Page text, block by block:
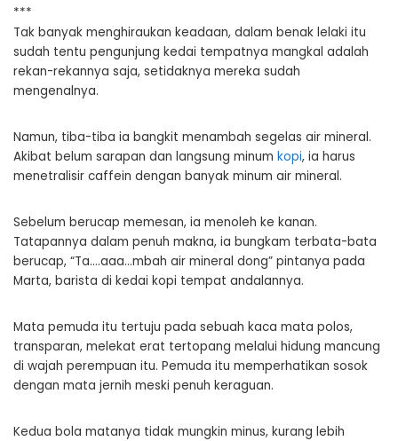
***
Tak banyak menghiraukan keadaan, dalam benak lelaki itu
sudah tentu pengunjung kedai tempatnya mangkal adalah
rekan-rekannya saja, setidaknya mereka sudah
mengenalnya.
Namun, tiba-tiba ia bangkit menambah segelas air mineral.
Akibat belum sarapan dan langsung minum kopi, ia harus
menetralisir caffein dengan banyak minum air mineral.
Sebelum berucap memesan, ia menoleh ke kanan.
Tatapannya dalam penuh makna, ia bungkam terbata-bata
berucap, “Ta….aaa…mbah air mineral dong” pintanya pada
Marta, barista di kedai kopi tempat andalannya.
Mata pemuda itu tertuju pada sebuah kaca mata polos,
transparan, melekat erat tertopang melalui hidung mancung
di wajah perempuan itu. Pemuda itu memperhatikan sosok
dengan mata jernih meski penuh keraguan.
Kedua bola matanya tidak mungkin minus, kurang lebih